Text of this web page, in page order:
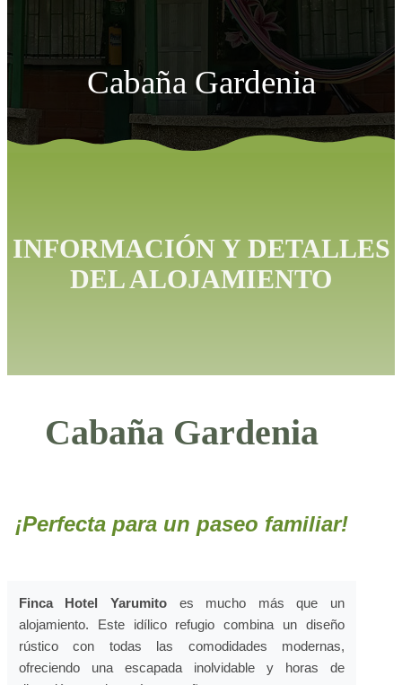
Cabaña Gardenia
INFORMACIÓN Y DETALLES
DEL ALOJAMIENTO
Cabaña Gardenia
¡Perfecta para un paseo familiar!
Finca Hotel Yarumito es mucho más que un
alojamiento. Este idílico refugio combina un diseño
rústico con todas las comodidades modernas,
ofreciendo una escapada inolvidable y horas de